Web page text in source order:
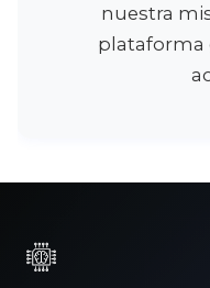
nuestra
plataforma